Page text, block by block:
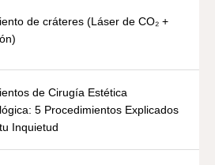
de cráteres (Láser de CO₂ +
de Cirugía Estética
5 Procedimientos Explicados
Inquietud